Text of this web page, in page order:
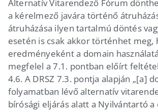
Alternatív Vitarendező Fórum
a kérelmező javára történő
átruházása ilyen tartalmú döntés
esetén is csak akkor történhet meg,
eredményeként a domain
megfelel a 7.1. pontban előírt
4.6. A DRSZ 7.3. pontja alapján „[a]
folyamatban lévő alternatív
bírósági eljárás alatt a Nyilvántartó a